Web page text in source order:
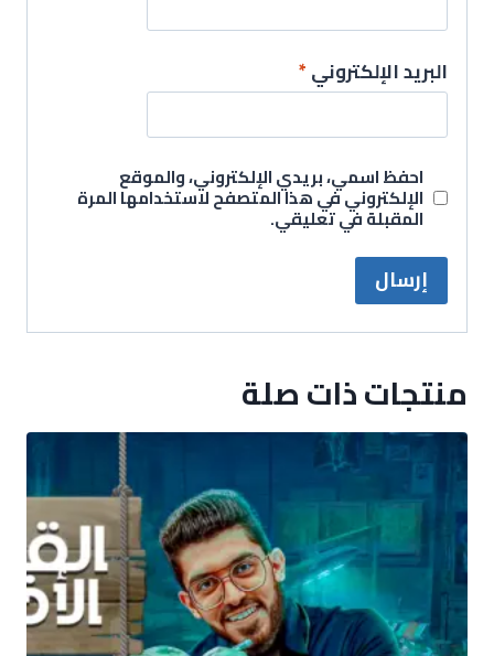
البريد الإلكتروني*
احفظ اسمي، بريدي الإلكتروني، والموقع
الإلكتروني في هذا المتصفح لاستخدامها المرة
المقبلة في تعليقي.
منتجات ذات صلة